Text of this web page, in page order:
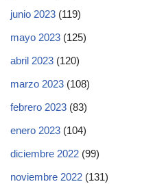
junio 2023 (119)
mayo 2023 (125)
abril 2023 (120)
marzo 2023 (108)
febrero 2023 (83)
enero 2023 (104)
diciembre 2022 (99)
noviembre 2022 (131)